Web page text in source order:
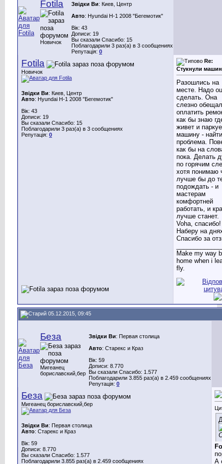
Fotila
Новичок
Звідки Ви: Киев, Центр
Авто: Hyundai H-1 2008 "Бегемотик"
Вік: 43
Дописи: 19
Вы сказали Спасибо: 15
Поблагодарили 3 раз(а) в 3 сообщениях
Репутація: 0
Fotila
Новичок
Звідки Ви: Киев, Центр
Авто: Hyundai H-1 2008 "Бегемотик"
Вік: 43
Дописи: 19
Вы сказали Спасибо: 15
Поблагодарили 3 раз(а) в 3 сообщениях
Репутація: 0
Re:
Стукнули
Разошлись на
месте. Надо
сделать. Она
слезно
оплатить
как бы знаю
живет и
машину -
проблема.
как бы на
пока. Делать
по горячим
хотя понимаю
лучше бы до
подождать - и
мастерам
комфортней
работать, и
лучше станет.
Voha, спасибо!
Наберу на
Спасибо за
Make my way
home when i
fly.
05.12.2015, 09:45
Беза
Мигеанец
бориславский,бер
Звідки Ви: Первая столица
Авто: Старекс и Краз
Вік: 59
Дописи: 8.770
Вы сказали Спасибо: 1.577
Поблагодарили 3.855 раз(а) в 2.459 сообщениях
Репутація: 0
Беза
Мигеанец бориславский,бер
Звідки Ви: Первая столица
Авто: Старекс и Краз
Вік: 59
Дописи: 8.770
Вы сказали Спасибо: 1.577
Поблагодарили 3.855 раз(а) в 2.459 сообщениях
А